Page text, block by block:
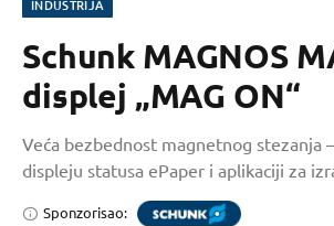
INDUSTRIJA
Schunk MAGNOS
displej „MAG ON“
Veća bezbednost magnetnog stezanja
displeju statusa ePaper i aplikaciji za
Sponzorisao: